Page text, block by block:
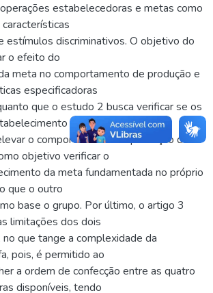
estabelecedoras e metas como
estímulos discriminativos. O objetivo do
o efeito do
meta no comportamento de produção e
especificadoras
que o estudo 2 busca verificar se os
da
o comportamento de produção de
objetivo verificar o
da meta fundamentada no próprio
que o outro
base o grupo. Por último, o artigo 3
limitações dos dois
que tange a complexidade da
pois, é permitido ao
a ordem de confecção entre as quatro
disponíveis, tendo